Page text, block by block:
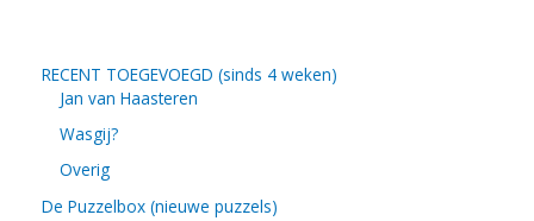
RECENT TOEGEVOEGD (sinds 4 weken)
Jan van Haasteren
Wasgij?
Overig
De Puzzelbox (nieuwe puzzels)